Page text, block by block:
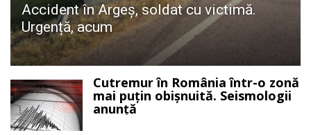
Accident în Argeș, soldat cu victimă.
Urgență, acum
Cutremur în România într-o zonă
mai puțin obișnuită. Seismologii
anunță